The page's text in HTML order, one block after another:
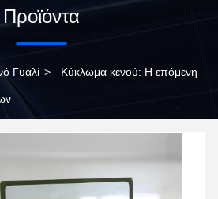
Προϊόντα
Γυαλί > Κύκλωμα κενού: Η επόμενη